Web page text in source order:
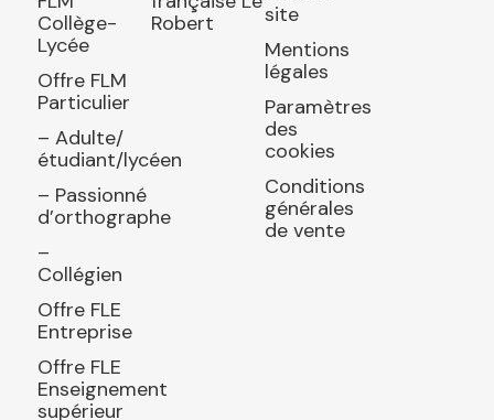
Collège-
Lycée
Offre FLM
Particulier
– Adulte/
étudiant/lycéen
– Passionné
d’orthographe
–
Collégien
Offre FLE
Entreprise
Offre FLE
Enseignement
supérieur
Robert
site
Mentions
légales
Paramètres
des
cookies
Conditions
générales
de vente